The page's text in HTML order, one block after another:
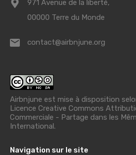
971 Avenue de la liberté,
00000 Terre du Monde
contact@airbnjune.org
Airbnjune est mise à disposition
Licence Creative Commons
Commerciale - Partage dans les
International.
Navigation sur le site